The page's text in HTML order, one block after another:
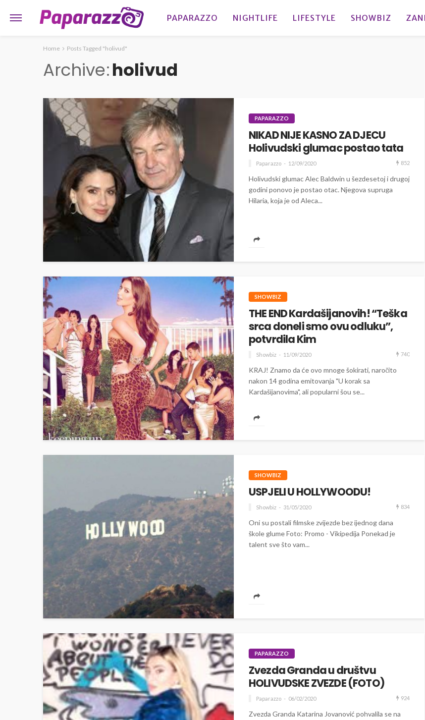
PAPARAZZO NIGHTLIFE LIFESTYLE SHOWBIZ
Home Posts Tagged "holivud"
Archive holivud
PAPARAZZO
NIKAD NIJE KASNO ZA DJECU
Holivudski glumac postao tata
Paparazzo 12/09/2020 852
Holivudski glumac Alec Baldwin u šezdesetoj i drugoj
godini ponovo je postao otac. Njegova supruga
Hilaria, koja je od Aleca...
SHOWBIZ
THE END Kardašijanovih! “Teška
srca doneli smo ovu odluku”,
potvrdila Kim
Showbiz 11/09/2020 740
KRAJ! Znamo da će ovo mnoge šokirati, naročito
nakon 14 godina emitovanja "U korak sa
Kardašijanovima", ali popularni šou se...
SHOWBIZ
USPJELI U HOLLYWOODU!
Showbiz 31/05/2020 834
Oni su postali filmske zvijezde bez ijednog dana
škole glume Foto: Promo - Vikipedija Ponekad je
talent sve što vam...
PAPARAZZO
Zvezda Granda u društvu
HOLIVUDSKE ZVEZDE (FOTO)
Paparazzo 06/02/2020 924
Zvezda Granda Katarina Jovanović pohvalila se na